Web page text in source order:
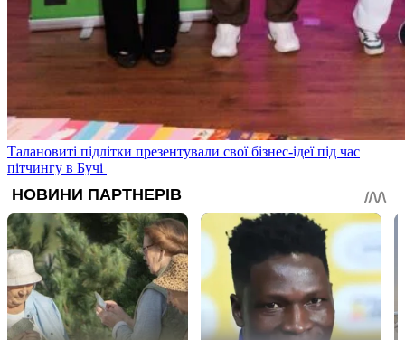
Талановиті підлітки презентували свої бізнес-ідеї під час
пітчингу в Бучі